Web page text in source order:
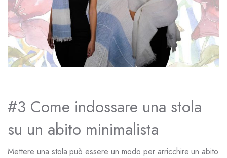
#3 Come indossare una stola
su un abito minimalista
Mettere una stola può essere un modo per arricchire un abito